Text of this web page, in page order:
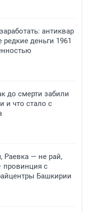
антиквар
деньги 1961
до смерти забили
и что стало с
Раевка — не рай,
с
Башкирии